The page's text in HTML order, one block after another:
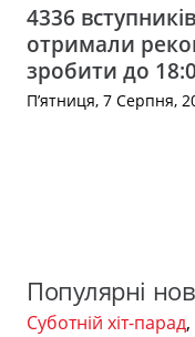
4336
отримали
зробити до
П’ятниця, 7 Серпня,
Популярні
Суботній хіт-парад,